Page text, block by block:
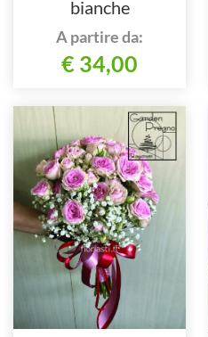
bianche
A partire da:
€ 34,00